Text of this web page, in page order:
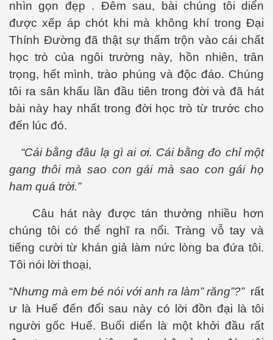
nhìn gọn đẹp . Đêm sau, bài chúng tôi diển
được xếp áp chót khi mà không khí trong Đại
Thính Đường đã thật sự thấm trộn vào cái chất
học trò của ngôi trường này, hồn nhiên, trân
trọng, hết mình, trào phúng và độc đáo. Chúng
tôi ra sân khấu lần đầu tiên trong đời và đã hát
bài này hay nhất trong đời học trò từ trước cho
đến lúc đó.
“Cái bằng đâu lạ gì ai ơi. Cái bằng đo chỉ một
gang thôi mà sao con gái mà sao con gái họ
ham quá trời.”
Câu hát này được tán thưởng nhiều hơn
chúng tôi có thể nghĩra nổi. Tràng vỗ tay và
tiếng cười từ khán giả làm nức lòng ba đứa tôi.
Tôi nói lời thoại,
“Nhưng mà em bé nói với anh ra làm” răng”?” rất
ư là Huế đến đổi sau này có lời đồn đại là tôi
người gốc Huế. Buổi diển là một khởi đầu rất